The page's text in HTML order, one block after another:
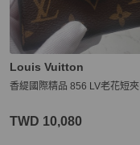
Louis Vuitton
香緹國際精品 856 LV老花短夾
TWD 10,080